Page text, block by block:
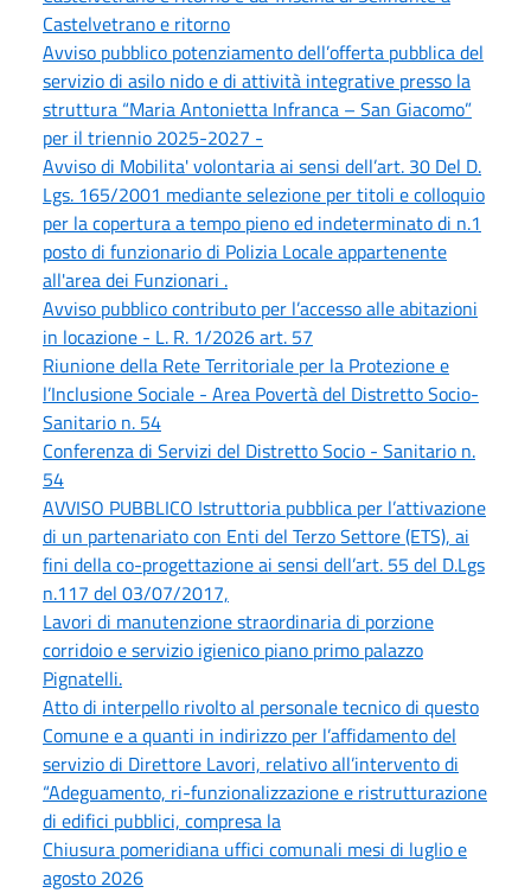
Castelvetrano e ritorno
Avviso pubblico potenziamento dell’offerta pubblica del
servizio di asilo nido e di attività integrative presso la
struttura “Maria Antonietta Infranca – San Giacomo”
per il triennio 2025-2027 -
Avviso di Mobilita' volontaria ai sensi dell’art. 30 Del D.
Lgs. 165/2001 mediante selezione per titoli e colloquio
per la copertura a tempo pieno ed indeterminato di n.1
posto di funzionario di Polizia Locale appartenente
all'area dei Funzionari .
Avviso pubblico contributo per l’accesso alle abitazioni
in locazione - L. R. 1/2026 art. 57
Riunione della Rete Territoriale per la Protezione e
l’Inclusione Sociale - Area Povertà del Distretto Socio-
Sanitario n. 54
Conferenza di Servizi del Distretto Socio - Sanitario n.
54
AVVISO PUBBLICO Istruttoria pubblica per l’attivazione
di un partenariato con Enti del Terzo Settore (ETS), ai
fini della co-progettazione ai sensi dell’art. 55 del D.Lgs
n.117 del 03/07/2017,
Lavori di manutenzione straordinaria di porzione
corridoio e servizio igienico piano primo palazzo
Pignatelli.
Atto di interpello rivolto al personale tecnico di questo
Comune e a quanti in indirizzo per l’affidamento del
servizio di Direttore Lavori, relativo all’intervento di
“Adeguamento, ri-funzionalizzazione e ristrutturazione
di edifici pubblici, compresa la
Chiusura pomeridiana uffici comunali mesi di luglio e
agosto 2026